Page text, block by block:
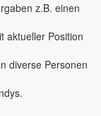
z.B. einen
aktueller Position
diverse Personen